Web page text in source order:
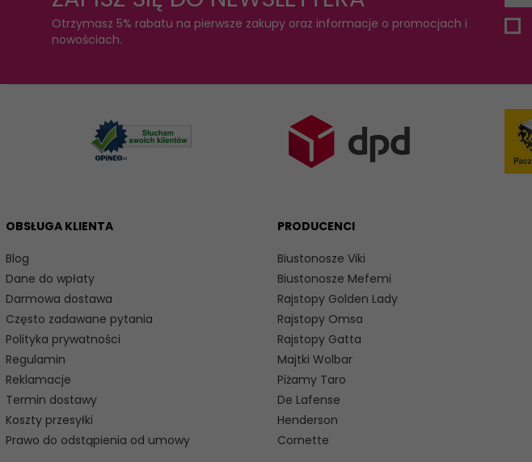
Otrzymasz 5% rabatu na pierwsze zakupy oraz informacje o promocjach i
nowościach.
OBSŁUGA KLIENTA
Blog
Dane do wpłaty
Darmowa dostawa
Często zadawane pytania
Polityka prywatności
Regulamin
Reklamacje
Termin dostawy
Koszty przesyłki
Prawo do odstąpienia od umowy
PRODUCENCI
Biustonosze Viki
Biustonosze Mefemi
Rajstopy Golden Lady
Rajstopy Omsa
Rajstopy Gatta
Majtki Wolbar
Piżamy Taro
De Lafense
Henderson
Cornette